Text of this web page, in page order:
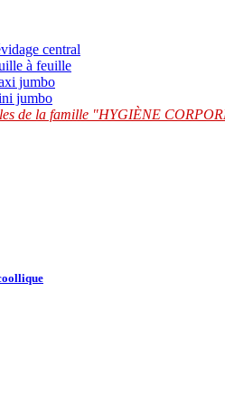
central
à feuille
jumbo
jumbo
de la famille "HYGIÈNE